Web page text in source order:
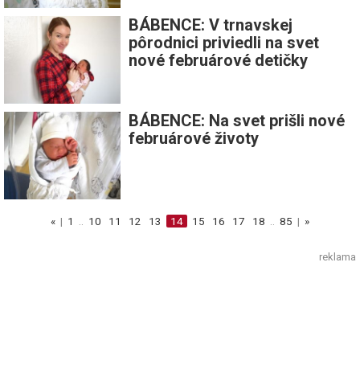
BÁBENCE: V trnavskej
pôrodnici priviedli na svet
nové februárové detičky
BÁBENCE: Na svet prišli nové
februárové životy
« | 1 10 11 12 13 14 15 16 17 18 85 | »
reklama